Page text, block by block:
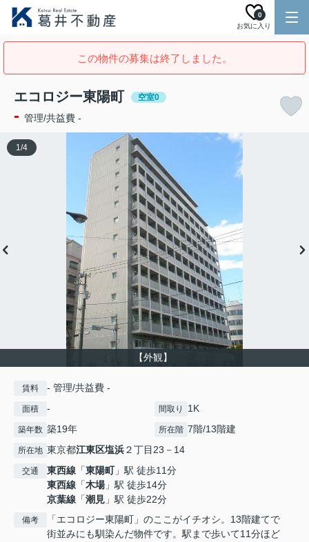
お気に入り
0
この物件の募集は終了しました。
エコロジー東陽町 空室0
- 管理/共益費 -
【外観】
1/4
賃料 - 管理/共益費 -
面積 - 間取り 1K
築年数 築19年 所在階 7階/13階建
所在地 東京都江東区塩浜２丁目23－14
交通 東西線 「東陽町」駅 徒歩11分
東西線 「木場」駅 徒歩14分
京葉線 「潮見 」駅 徒歩22分
備考
「エコロジー東陽町」のここがイチオシ。13階建てで
街並みにも馴染んだ物件です。駅まで歩いて11分ほど